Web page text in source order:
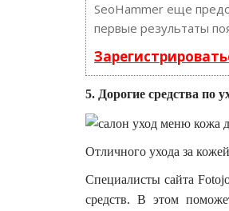
SeoHammer еще
первые результаты
5. Дорогие средства по
Отличного ухода за
Специалисты сайта
средств. В этом